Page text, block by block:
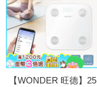
【WONDER 旺德】25